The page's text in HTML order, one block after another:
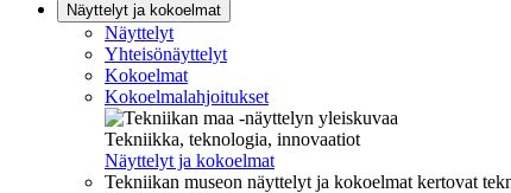
Näyttelyt ja kokoelmat
Näyttelyt
Yhteisönäyttelyt
Kokoelmat
Kokoelmalahjoitukset
Tekniikka, teknologia, innovaatiot
Näyttelyt ja kokoelmat
Tekniikan museon näyttelyt ja kokoelmat kertovat